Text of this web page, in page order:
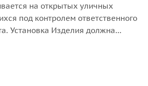
на открытых уличных
под контролем ответственного
Установка Изделия должна
приземления должно быть
толщиной 300 мм.